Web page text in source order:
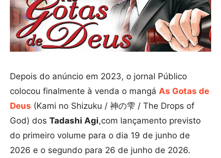
Depois do anúncio em 2023, o jornal Público
colocou finalmente à venda o mangá As Gotas de
Deus (Kami no Shizuku / 神の雫 / The Drops of
God) dos Tadashi Agi,com lançamento previsto
do primeiro volume para o dia 19 de junho de
2026 e o segundo para 26 de junho de 2026.